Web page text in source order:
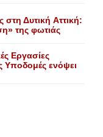
Δυτική Aττική:
της φωτιάς
Eργασίες
Yποδομές ενόψει